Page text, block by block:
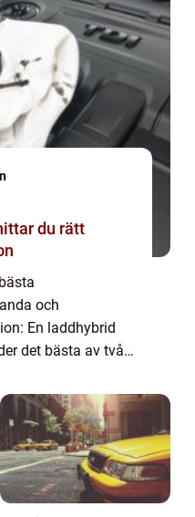
och
En laddhybrid
det bästa av två
miljövänliga